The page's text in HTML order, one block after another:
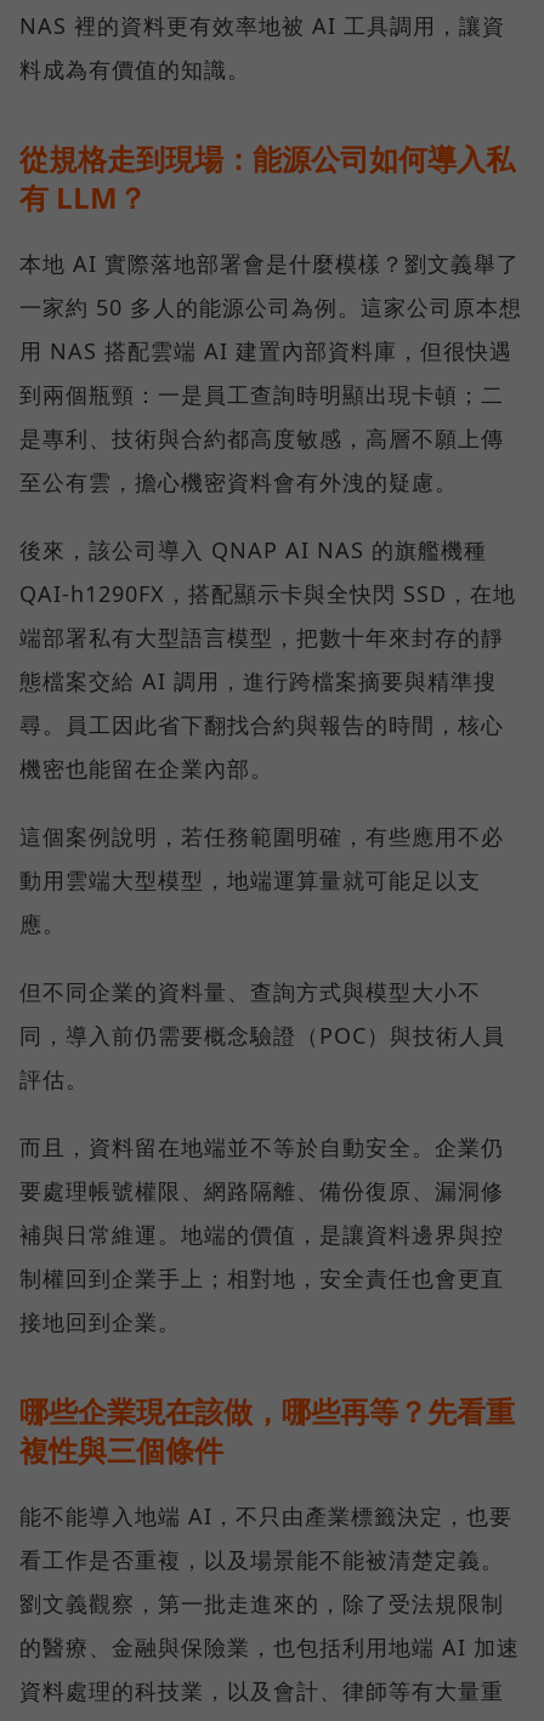
NAS 裡的資料更有效率地被 AI 工具調用，讓資
料成為有價值的知識。
從規格走到現場：能源公司如何導入私
有 LLM？
本地 AI 實際落地部署會是什麼模樣？劉文義舉了
一家約 50 多人的能源公司為例。這家公司原本想
用 NAS 搭配雲端 AI 建置內部資料庫，但很快遇
到兩個瓶頸：一是員工查詢時明顯出現卡頓；二
是專利、技術與合約都高度敏感，高層不願上傳
至公有雲，擔心機密資料會有外洩的疑慮。
後來，該公司導入 QNAP AI NAS 的旗艦機種
QAI-h1290FX，搭配顯示卡與全快閃 SSD，在地
端部署私有大型語言模型，把數十年來封存的靜
態檔案交給 AI 調用，進行跨檔案摘要與精準搜
尋。員工因此省下翻找合約與報告的時間，核心
機密也能留在企業內部。
這個案例說明，若任務範圍明確，有些應用不必
動用雲端大型模型，地端運算量就可能足以支
應。
但不同企業的資料量、查詢方式與模型大小不
同，導入前仍需要概念驗證（POC）與技術人員
評估。
而且，資料留在地端並不等於自動安全。企業仍
要處理帳號權限、網路隔離、備份復原、漏洞修
補與日常維運。地端的價值，是讓資料邊界與控
制權回到企業手上；相對地，安全責任也會更直
接地回到企業。
哪些企業現在該做，哪些再等？先看重
複性與三個條件
能不能導入地端 AI，不只由產業標籤決定，也要
看工作是否重複，以及場景能不能被清楚定義。
劉文義觀察，第一批走進來的，除了受法規限制
的醫療、金融與保險業，也包括利用地端 AI 加速
資料處理的科技業，以及會計、律師等有大量重